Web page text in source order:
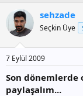
b
a
ş
l
a
t
a
n
ı
ç
a
i
h
sehzade
Seçkin Üye
7 Eylül 2009
Son dönemlerde
paylaşalım...